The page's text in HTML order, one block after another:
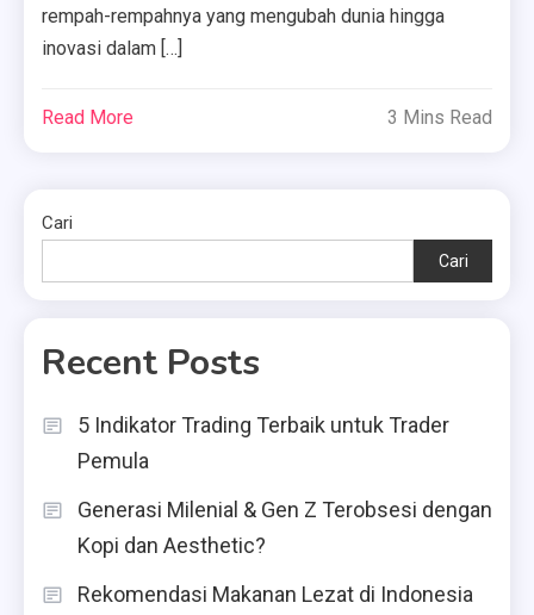
rempah-rempahnya yang mengubah dunia hingga
inovasi dalam […]
Read More 3 Mins Read
Cari
Cari
Recent Posts
5 Indikator Trading Terbaik untuk Trader
Pemula
Generasi Milenial & Gen Z Terobsesi dengan
Kopi dan Aesthetic?
Rekomendasi Makanan Lezat di Indonesia